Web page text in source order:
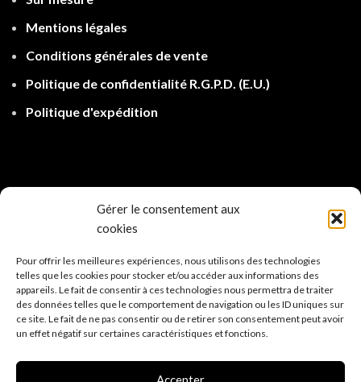
Gérer le consentement aux
cookies
Pour offrir les meilleures expériences, nous utilisons des technologies
telles que les cookies pour stocker et/ou accéder aux informations des
appareils. Le fait de consentir à ces technologies nous permettra de traiter
des données telles que le comportement de navigation ou les ID uniques sur
ce site. Le fait de ne pas consentir ou de retirer son consentement peut avoir
un effet négatif sur certaines caractéristiques et fonctions.
Mentions légales
Conditions générales de vente
Politique de confidentialité R.G.P.D. (E.U.)
Politique d'expédition